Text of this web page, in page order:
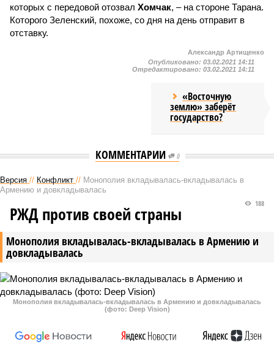
которых с передовой отозвал Хомчак, – на стороне Тарана.
Которого Зеленский, похоже, со дня на день отправит в
отставку.
Александр Артищенко
Опубликовано: 03.02.2021 14:11
Отредактировано: 03.02.2021 14:11
«Восточную
землю» заберёт
государство?
КОММЕНТАРИИ 0
Версия // Конфликт // Монополия вкладывалась-вкладывалась в
Армению и довкладывалась
Монополия вкладывалась-вкладывалась в Армению и
довкладывалась
188
РЖД против своей страны
Монополия вкладывалась-вкладывалась в Армению и довкладывалась
(фото: Deep Vision)